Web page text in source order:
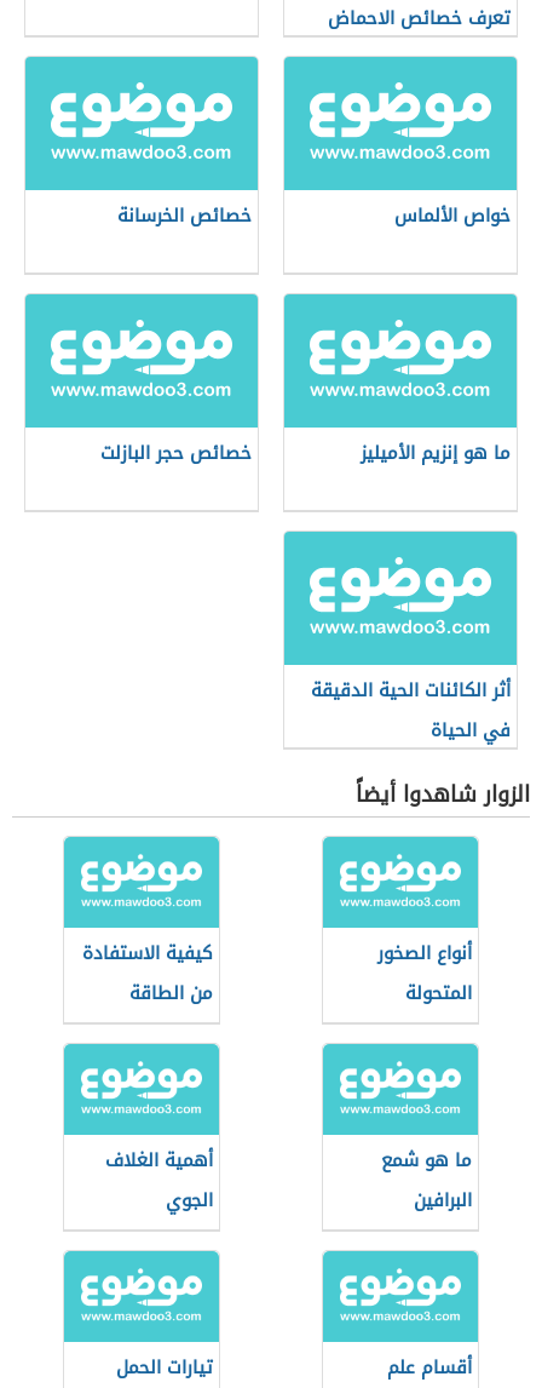
تعرف خصائص الاحماض
والقواعد
خواص الألماس خصائص الخرسانة
ما هو إنزيم الأميليز خصائص حجر البازلت
أثر الكائنات الحية الدقيقة
في الحياة
الزوار شاهدوا أيضاً
أنواع الصخور
المتحولة
كيفية الاستفادة
من الطاقة
الشمسية
ما هو شمع
البرافين
أهمية الغلاف
الجوي
أقسام علم
تيارات الحمل